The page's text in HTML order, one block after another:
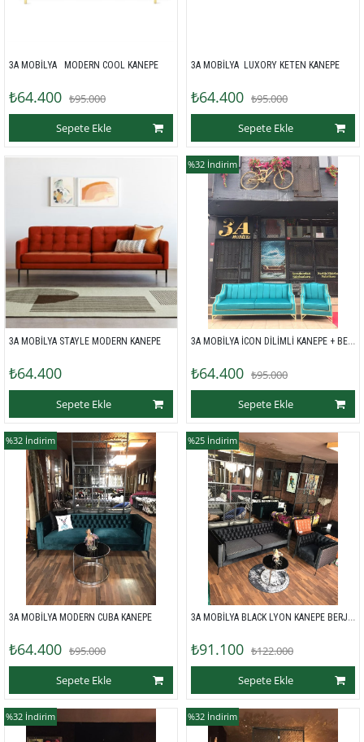
3A MOBİLYA   MODERN COOL KANEPE
₺64.400 ₺95.000
Sepete Ekle
3A MOBİLYA  LUXORY KETEN KANEPE
₺64.400 ₺95.000
Sepete Ekle
3A MOBİLYA STAYLE MODERN KANEPE
₺64.400
Sepete Ekle
3A MOBİLYA İCON DİLİMLİ KANEPE + BERJER 3+1
₺64.400 ₺95.000
Sepete Ekle
%32 İndirim
3A MOBİLYA MODERN CUBA KANEPE
₺64.400 ₺95.000
Sepete Ekle
%32 İndirim
3A MOBİLYA BLACK LYON KANEPE BERJER
₺91.100 ₺122.000
Sepete Ekle
%25 İndirim
%32 İndirim %32 İndirim